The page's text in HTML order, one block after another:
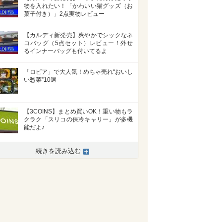
物を入れたい！「かわいい猫グッズ（お
菓子付き）」2点実物レビュー
【カルディ新発売】爽やかでシックなネ
コバッグ（5点セット）レビュー！外せ
るインナーバッグも付いてるよ
「ロピア」で大人気！めちゃ売れ“おいし
い惣菜”10選
【3COINS】まとめ買いOK！重い物もラ
クラク「スリコの保冷キャリー」が多機
能だよ♪
続きを読み込む